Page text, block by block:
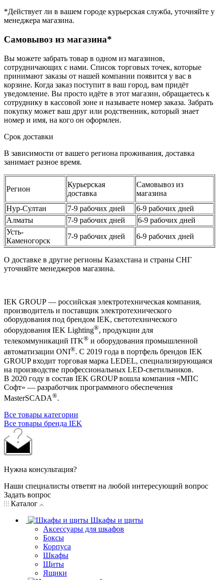
*Действует ли в вашем городе курьерская служба, уточняйте у
менеджера магазина.
Самовывоз из магазина*
Вы можете забрать товар в одном из магазинов,
сотрудничающих с нами. Список торговых точек, которые
принимают заказы от нашей компании появится у вас в
корзине. Когда заказ поступит в ваш город, вам придёт
уведомление. Вы просто идёте в этот магазин, обращаетесь к
сотруднику в кассовой зоне и называете номер заказа. Забрать
покупку может ваш друг или родственник, который знает
номер и имя, на кого он оформлен.
Срок доставки
В зависимости от вашего региона проживания, доставка
занимает разное время.
Регион
Курьерская
доставка
Самовывоз из
магазина
Нур-Султан
7-9 рабочих дней
6-9 рабочих дней
Алматы
7-9 рабочих дней
6-9 рабочих дней
Усть-
Каменогорск
7-9 рабочих дней 6-9 рабочих дней
О доставке в другие регионы Казахстана и страны СНГ
уточняйте менеджеров магазина.
IEK GROUP — российская электротехническая компания,
производитель и поставщик электротехнического
оборудования под брендом IEK, светотехнического
оборудования IEK Lighting®, продукции для
телекоммуникаций ITK® и оборудования промышленной
автоматизации ONI®. С 2019 года в портфель брендов IEK
GROUP входит торговая марка LEDEL, специализирующаяся
на производстве профессиональных LED-светильников.
В 2020 году в состав IEK GROUP вошла компания «МПС
Софт» — разработчик программного обеспечения
MasterSCADA®.
Все товары категории
Все товары бренда IEK
Нужна консультация?
Наши специалисты ответят на любой интересующий вопрос
Задать вопрос
Каталог
Шкафы и щиты
Аксессуары для шкафов
Боксы
Корпуса
Шкафы
Щиты
Ящики